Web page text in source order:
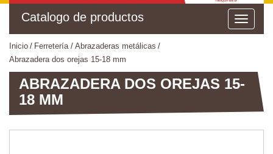
Catalogo de productos
inicio ferretería
abrazaderas metálicas
abrazadera dos orejas 15-18 mm
ABRAZADERA DOS OREJAS 15-
18 MM